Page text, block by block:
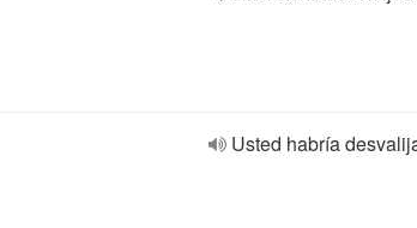
Usted habría